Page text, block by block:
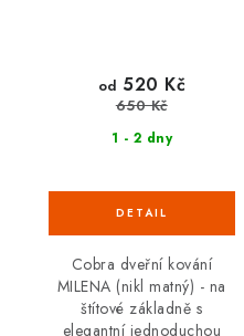
1 - 2 dny
od 520 Kč
650 Kč
Cobra dveřní kování
MILENA (nikl matný) - na
štítové základně s
elegantní jednoduchou